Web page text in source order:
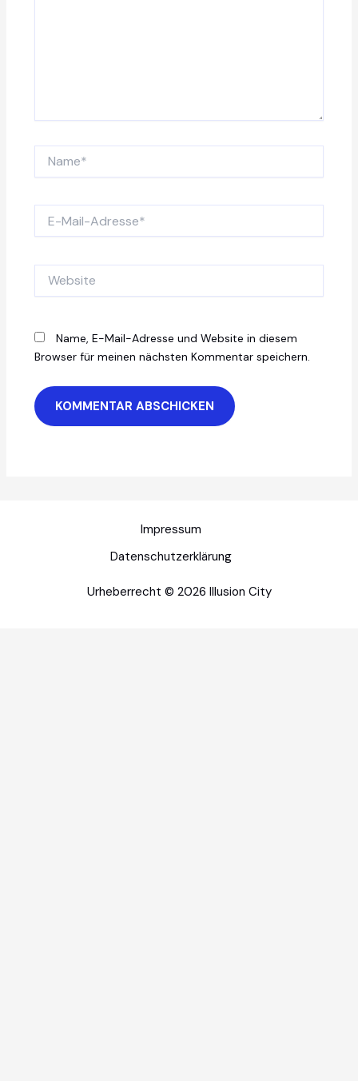
Mail-
Name, E-Mail-Adresse und Website in diesem
Browser für meinen nächsten Kommentar speichern.
Impressum
Datenschutzerklärung
Urheberrecht © 2026 Illusion City